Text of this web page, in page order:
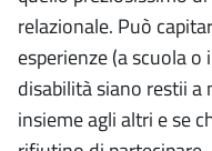
relazionale. Può
esperienze (a scuola
disabilità siano restii
insieme agli altri e se